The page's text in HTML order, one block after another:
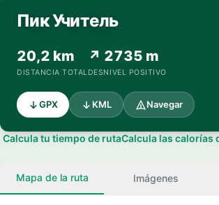
Пик Учитель
20,2 km
DISTANCIA TOTAL
↗ 2735 m
DESNIVEL POSITIVO
GPX KML Navegar
Calcula tu tiempo de rutaCalcula las calorías
Mapa de la ruta Imágenes